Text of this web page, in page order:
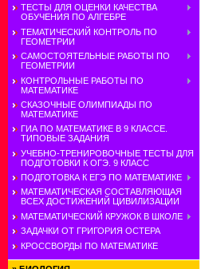
ТЕСТЫ ДЛЯ ОЦЕНКИ КАЧЕСТВА
ОБУЧЕНИЯ ПО АЛГЕБРЕ
ТЕМАТИЧЕСКИЙ КОНТРОЛЬ ПО
ГЕОМЕТРИИ
САМОСТОЯТЕЛЬНЫЕ РАБОТЫ ПО
ГЕОМЕТРИИ
КОНТРОЛЬНЫЕ РАБОТЫ ПО
МАТЕМАТИКЕ
СКАЗОЧНЫЕ ОЛИМПИАДЫ ПО
МАТЕМАТИКЕ
ГИА ПО МАТЕМАТИКЕ В 9 КЛАССЕ.
ТИПОВЫЕ ЗАДАНИЯ
УЧЕБНО-ТРЕНИРОВОЧНЫЕ ТЕСТЫ ДЛЯ
ПОДГОТОВКИ К ОГЭ. 9 КЛАСС
ПОДГОТОВКА К ЕГЭ ПО МАТЕМАТИКЕ
МАТЕМАТИЧЕСКАЯ СОСТАВЛЯЮЩАЯ
ВСЕХ ДОСТИЖЕНИЙ ЦИВИЛИЗАЦИИ
МАТЕМАТИЧЕСКИЙ КРУЖОК В ШКОЛЕ
ЗАДАЧКИ ОТ ГРИГОРИЯ ОСТЕРА
КРОССВОРДЫ ПО МАТЕМАТИКЕ